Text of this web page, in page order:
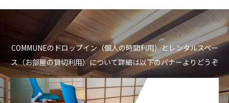
COMMUNEのドロップイン（個人の時間利用）とレンタルスペー
ス（お部屋の貸切利用）について詳細は以下のバナーよりどうぞ